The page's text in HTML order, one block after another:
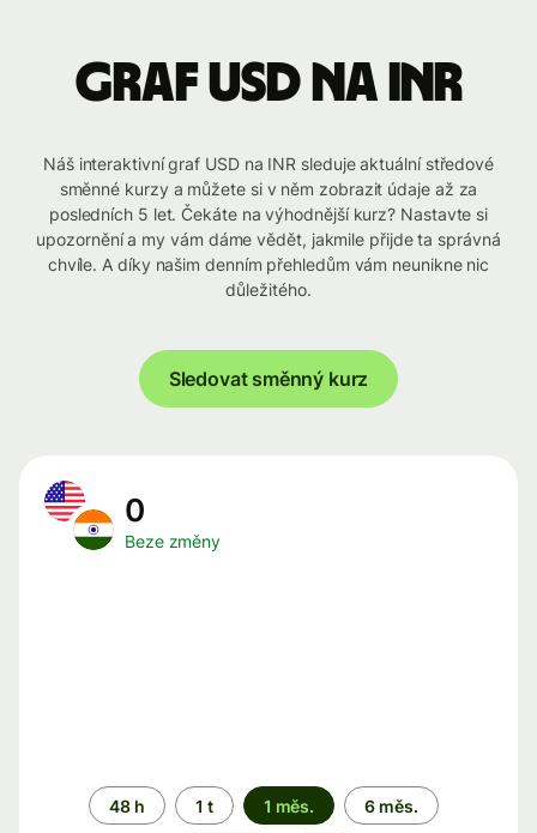
graf USD na INR
Náš interaktivní graf USD na INR sleduje aktuální středové
směnné kurzy a můžete si v něm zobrazit údaje až za
posledních 5 let. Čekáte na výhodnější kurz? Nastavte si
upozornění a my vám dáme vědět, jakmile přijde ta správná
chvíle. A díky našim denním přehledům vám neunikne nic
důležitého.
Sledovat směnný kurz
0
Beze změny
Časové
období
48 h 1 t 1 měs. 6 měs.